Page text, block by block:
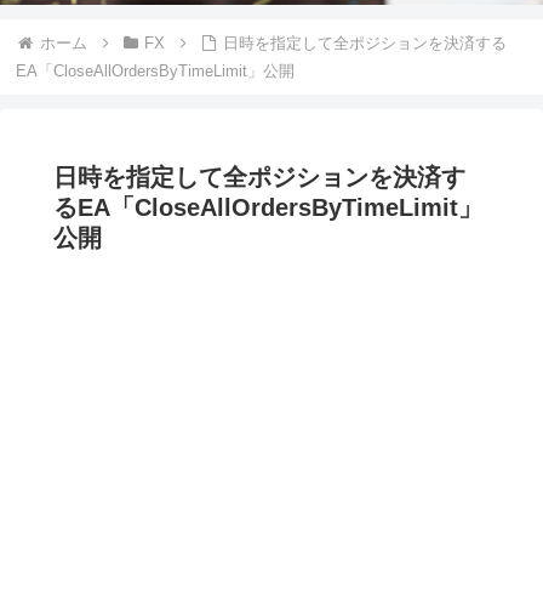
ホーム FX
日時を指定して全ポジションを決済する
EA「CloseAllOrdersByTimeLimit」公開
日時を指定して全ポジションを決済す
るEA「CloseAllOrdersByTimeLimit」
公開